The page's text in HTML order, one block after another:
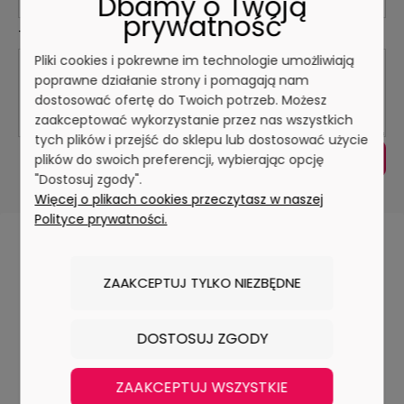
Twoja opinia:
WYŚLIJ
prywatność
Pliki cookies i pokrewne im technologie umożliwiają
poprawne działanie strony i pomagają nam
dostosować ofertę do Twoich potrzeb. Możesz
zaakceptować wykorzystanie przez nas wszystkich
tych plików i przejść do sklepu lub dostosować użycie
plików do swoich preferencji, wybierając opcję
"Dostosuj zgody".
Więcej o plikach cookies przeczytasz w naszej
Polityce prywatności.
ZAAKCEPTUJ TYLKO NIEZBĘDNE
DOSTOSUJ ZGODY
ZAAKCEPTUJ WSZYSTKIE